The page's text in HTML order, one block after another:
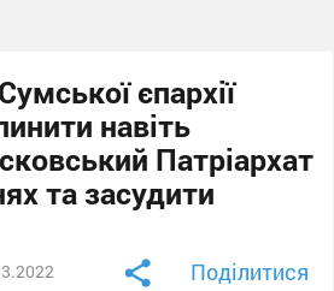
єпархії
навіть
Патріархат
та засудити
Поділитися